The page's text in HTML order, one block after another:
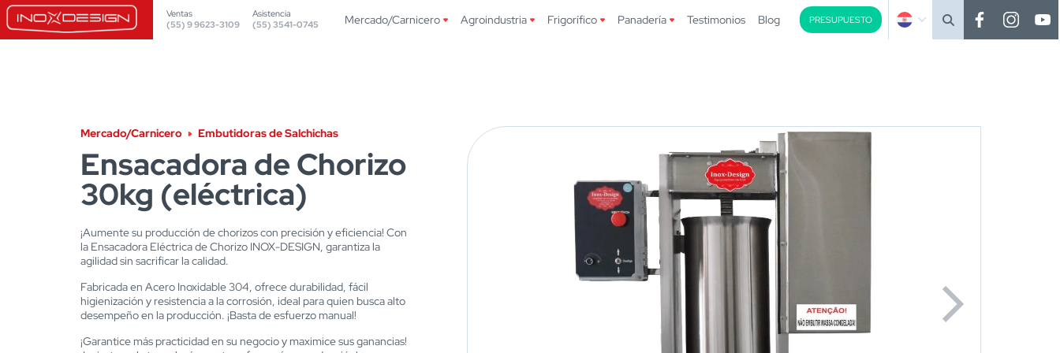
Ventas
(55) 9 9623-3109
Asistencia
(55) 3541-0745
Mercado/Carnicero Agroindustria Frigorífico Panadería Testimonios Blog PRESUPUESTO
Mercado/Carnicero Embutidoras de Salchichas
Ensacadora de Chorizo
30kg (eléctrica)
¡Aumente su producción de chorizos con precisión y eficiencia! Con
la Ensacadora Eléctrica de Chorizo INOX-DESIGN, garantiza la
agilidad sin sacrificar la calidad.
Fabricada en Acero Inoxidable 304, ofrece durabilidad, fácil
higienización y resistencia a la corrosión, ideal para quien busca alto
desempeño en la producción. ¡Basta de esfuerzo manual!
¡Garantice más practicidad en su negocio y maximice sus ganancias!